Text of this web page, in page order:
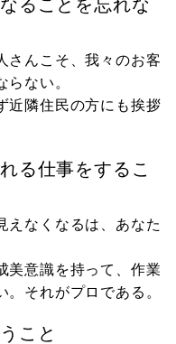
ることを忘れな
さんこそ、我々のお客
らない。
近隣住民の方にも挨拶
る仕事をするこ
えなくなるは、あなた
美意識を持って、作業
それがプロである。
こと